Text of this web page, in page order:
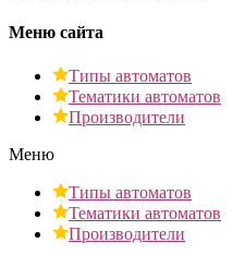
Меню сайта
Типы автоматов
Тематики автоматов
Производители
Меню
Типы автоматов
Тематики автоматов
Производители